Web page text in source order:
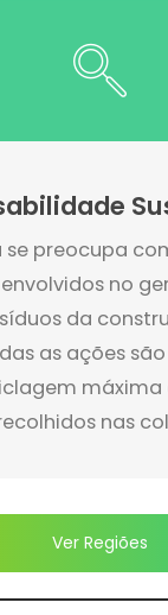
se preocupa
no
da
as ações
máxima
nas
Ver Regiões